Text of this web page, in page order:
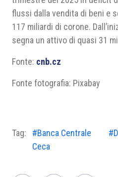
flussi dalla vendita di beni e
117 miliardi di corone.
segna un attivo di quasi 31
Fonte: cnb.cz
Fonte fotografia: Pixabay
Tag:
#Banca Centrale
Ceca